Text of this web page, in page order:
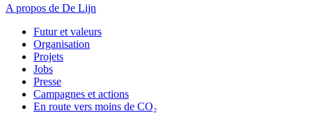
A propos de De Lijn
Futur et valeurs
Organisation
Projets
Jobs
Presse
Campagnes et actions
En route vers moins de CO₂